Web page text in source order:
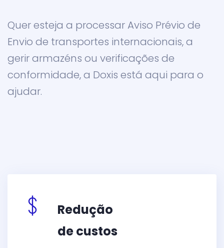
Quer esteja a processar Aviso Prévio de
Envio de transportes internacionais, a
gerir armazéns ou verificações de
conformidade, a Doxis está aqui para o
ajudar.
Redução
de custos